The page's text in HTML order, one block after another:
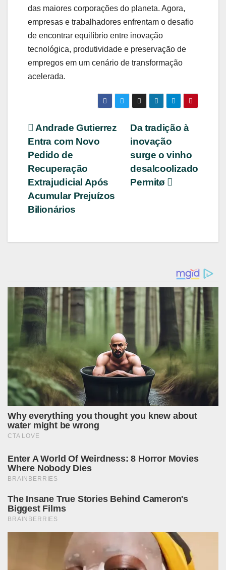
das maiores corporações do planeta. Agora,
empresas e trabalhadores enfrentam o desafio
de encontrar equilíbrio entre inovação
tecnológica, produtividade e preservação de
empregos em um cenário de transformação
acelerada.
Navegação
de
Post
Da tradição à
inovação
surge o vinho
desalcoolizado
Permitø
Andrade Gutierrez
Entra com Novo
Pedido de
Recuperação
Extrajudicial Após
Acumular Prejuízos
Bilionários